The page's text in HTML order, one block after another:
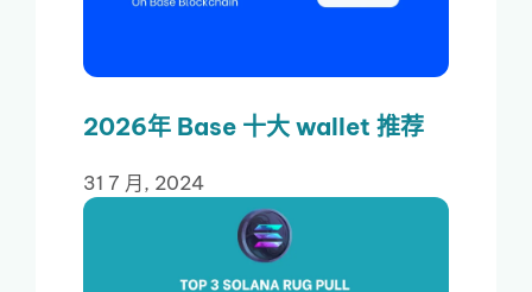
2026年 Base 十大 wallet 推荐
31 7 月, 2024